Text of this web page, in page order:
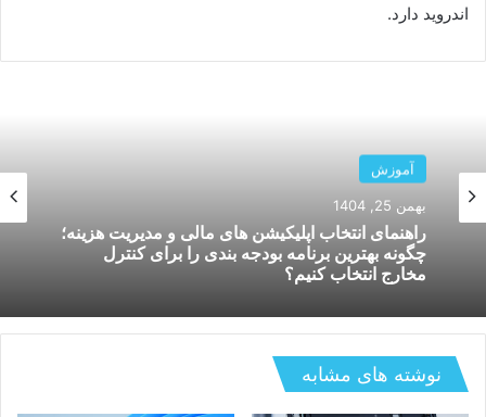
اندروید دارد.
آموزش
بهمن 25, 1404
راهنمای انتخاب اپلیکیشن های مالی و مدیریت هزینه؛
مخارج انتخاب کنیم؟
آموزش
بهمن 19, 1404
افت سریع شارژ
نوشته های مشابه